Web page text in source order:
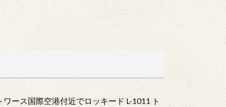
ース国際空港付近でロッキード L-1011 ト